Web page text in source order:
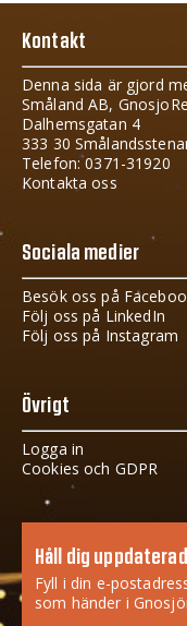
Kontakt
Denna sida är gjord
Småland AB,
Dalhemsgatan 4
333 30
Telefon: 0371-31920
Kontakta oss
Sociala medier
Besök oss på
Följ oss på LinkedIn
Följ oss på Instagram
Övrigt
Logga in
Cookies och GDPR
Håll dig uppdaterad
Fyll i din e-
som händer i